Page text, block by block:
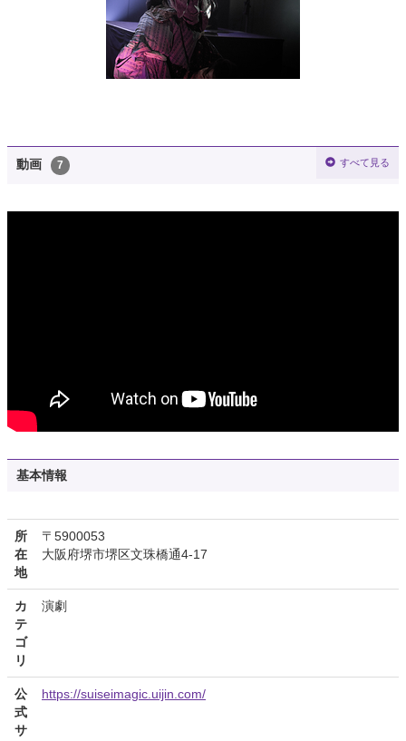
動画 7 すべて見る
基本情報
所
在
地
〒5900053
大阪府堺市堺区文珠橋通4-17
カ
テ
ゴ
リ
演劇
公
式
サ
https://suiseimagic.uijin.com/